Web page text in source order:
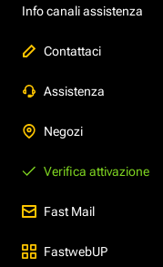
Info canali assistenza
Contattaci
Assistenza
Negozi
Verifica attivazione
Fast Mail
FastwebUP